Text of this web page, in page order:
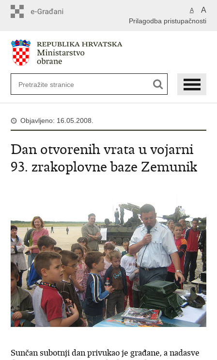
A A
Prilagodba pristupačnosti
Objavljeno: 16.05.2008.
Dan otvorenih vrata u vojarni
93. zrakoplovne baze Zemunik
Sunčan subotnji dan privukao je građane, a nadasve